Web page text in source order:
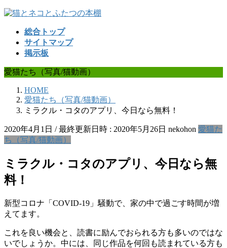
コ
へ
ス
ナ
ョ
ン
総合トップ
サイトマップ
掲示板
愛猫たち（写真/猫動画）
HOME
愛猫たち（写真/猫動画）
ミラクル・コタのアプリ、今日なら無料！
2020年4月1日 / 最終更新日時 : 2020年5月26日 nekohon 愛猫た
ち（写真/猫動画）
ミラクル・コタのアプリ、今日なら無
料！
新型コロナ「COVID-19」騒動で、家の中で過ごす時間が増
えてます。
これを良い機会と、読書に励んでおられる方も多いのではな
いでしょうか。中には、同じ作品を何回も読まれている方も